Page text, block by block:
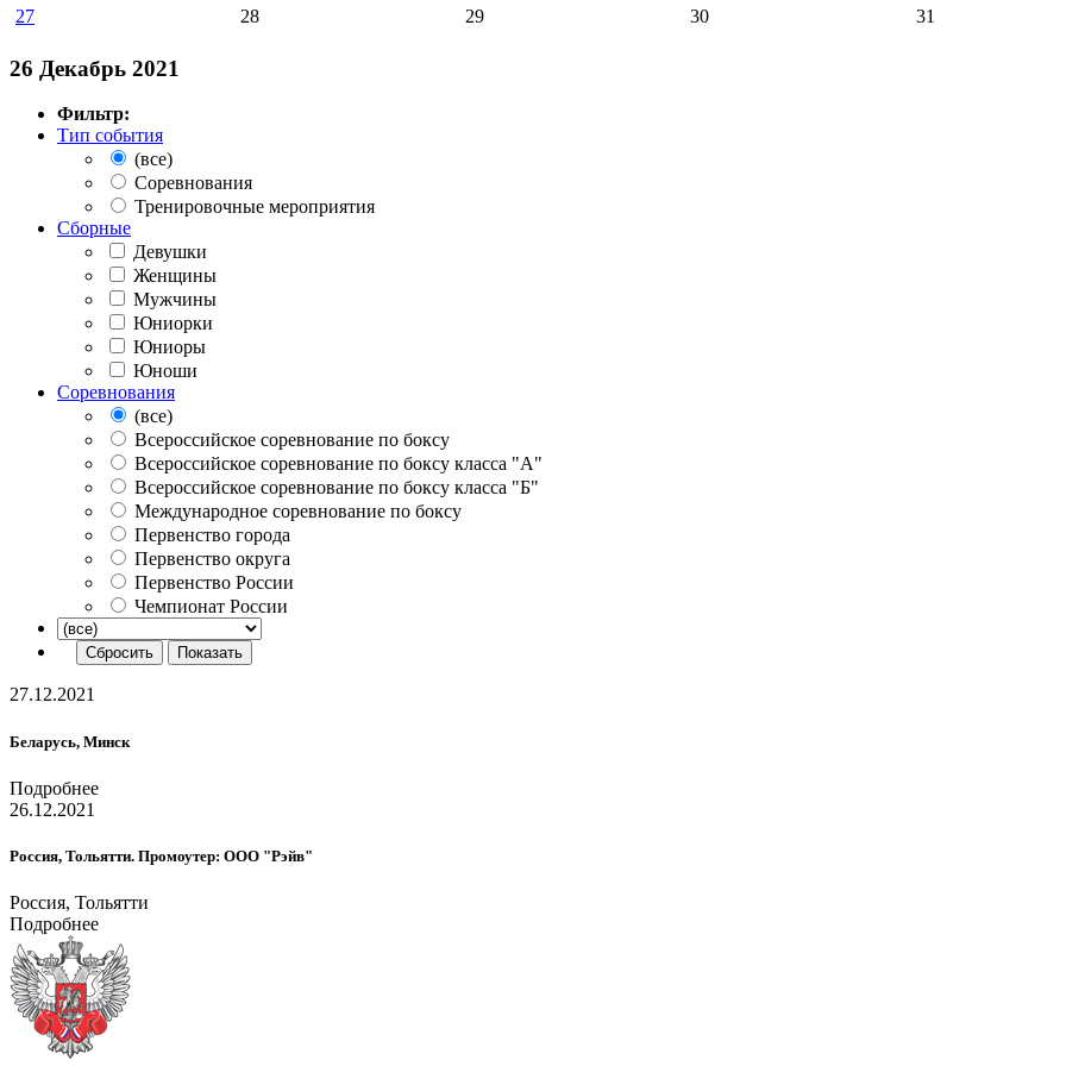
27 28 29 30 31
26 Декабрь 2021
Фильтр:
Тип события
(все)
Соревнования
Тренировочные мероприятия
Сборные
Девушки
Женщины
Мужчины
Юниорки
Юниоры
Юноши
Соревнования
(все)
Всероссийское соревнование по боксу
Всероссийское соревнование по боксу класса "А"
Всероссийское соревнование по боксу класса "Б"
Международное соревнование по боксу
Первенство города
Первенство округа
Первенство России
Чемпионат России
27.12.2021
Беларусь, Минск
Подробнее
26.12.2021
Россия, Тольятти. Промоутер: ООО "Рэйв"
Россия, Тольятти
Подробнее